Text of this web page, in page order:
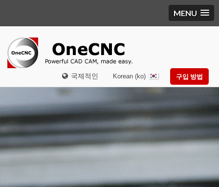
MENU
국제적인 구입 방법
Korean (ko)